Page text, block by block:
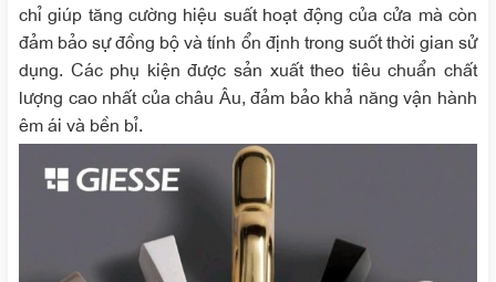
chỉ giúp tăng cường hiệu suất hoạt động của cửa mà còn
đảm bảo sự đồng bộ và tính ổn định trong suốt thời gian sử
dụng. Các phụ kiện được sản xuất theo tiêu chuẩn chất
lượng cao nhất của châu Âu, đảm bảo khả năng vận hành
êm ái và bền bỉ.